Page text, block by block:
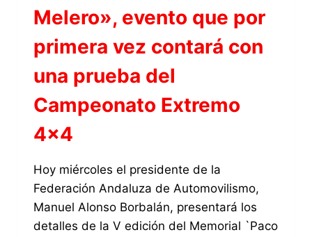
Melero», evento que por
primera vez contará con
una prueba del
Campeonato Extremo
4×4
Hoy miércoles el presidente de la
Federación Andaluza de Automovilismo,
Manuel Alonso Borbalán, presentará los
detalles de la V edición del Memorial `Paco